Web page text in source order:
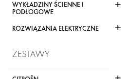
WYKŁADZINY ŚCIENNE I
PODŁOGOWE
+
ROZWIĄZANIA ELEKTRYCZNE +
ZESTAWY